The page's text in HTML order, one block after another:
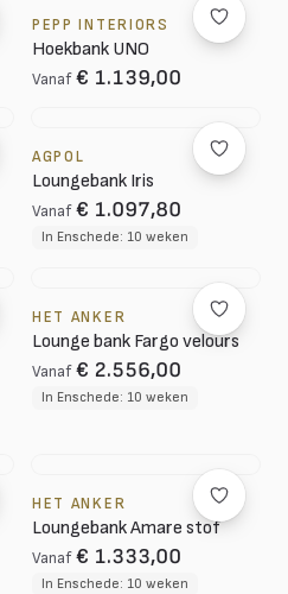
PEPP INTERIORS
Hoekbank UNO
Vanaf € 1.139,00
AGPOL
Loungebank Iris
Vanaf € 1.097,80
In Enschede: 10 weken
HET ANKER
Lounge bank Fargo velours
Vanaf € 2.556,00
In Enschede: 10 weken
HET ANKER
Loungebank Amare stof
Vanaf € 1.333,00
In Enschede: 10 weken